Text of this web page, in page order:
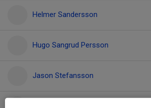
Helmer Sandersson
Hugo Sangrud Persson
Jason Stefansson